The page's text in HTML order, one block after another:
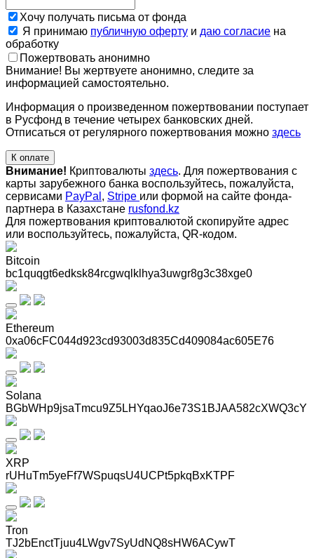
Хочу получать письма от фонда
Я принимаю публичную оферту и даю согласие на
обработку
Пожертвовать анонимно
Внимание! Вы жертвуете анонимно, следите за
информацией самостоятельно.
Информация о произведенном пожертвовании поступает
в Русфонд в течение четырех банковских дней.
Отписаться от регулярного пожертвования можно здесь
К оплате
Внимание! Криптовалюты здесь. Для пожертвования с
карты зарубежного банка воспользуйтесь, пожалуйста,
сервисами PayPal , Stripe или формой на сайте фонда-
партнера в Казахстане rusfond.kz
Для пожертвования криптовалютой скопируйте адрес
или воспользуйтесь, пожалуйста, QR-кодом.
Bitcoin
bc1quqgt6edksk84rcgwqlklhya3uwgr8g3c38xge0
Ethereum
0xa06cFC044d923cd93003d835Cd409084ac605E76
Solana
BGbWHp9jsaTmcu9Z5LHYqaoJ6e73S1BJAA582cXWQ3cY
XRP
rUHuTm5yeFf7WSpuqsU4UCPt5pkqBxKTPF
Tron
TJ2bEnctTjuu4LWgv7SyUdNQ8sHW6ACywT